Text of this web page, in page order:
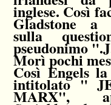
inglese. Così
Gladstone a
sulla
pseudonimo
Morì pochi
Così Engels
intitolato "
MARX",